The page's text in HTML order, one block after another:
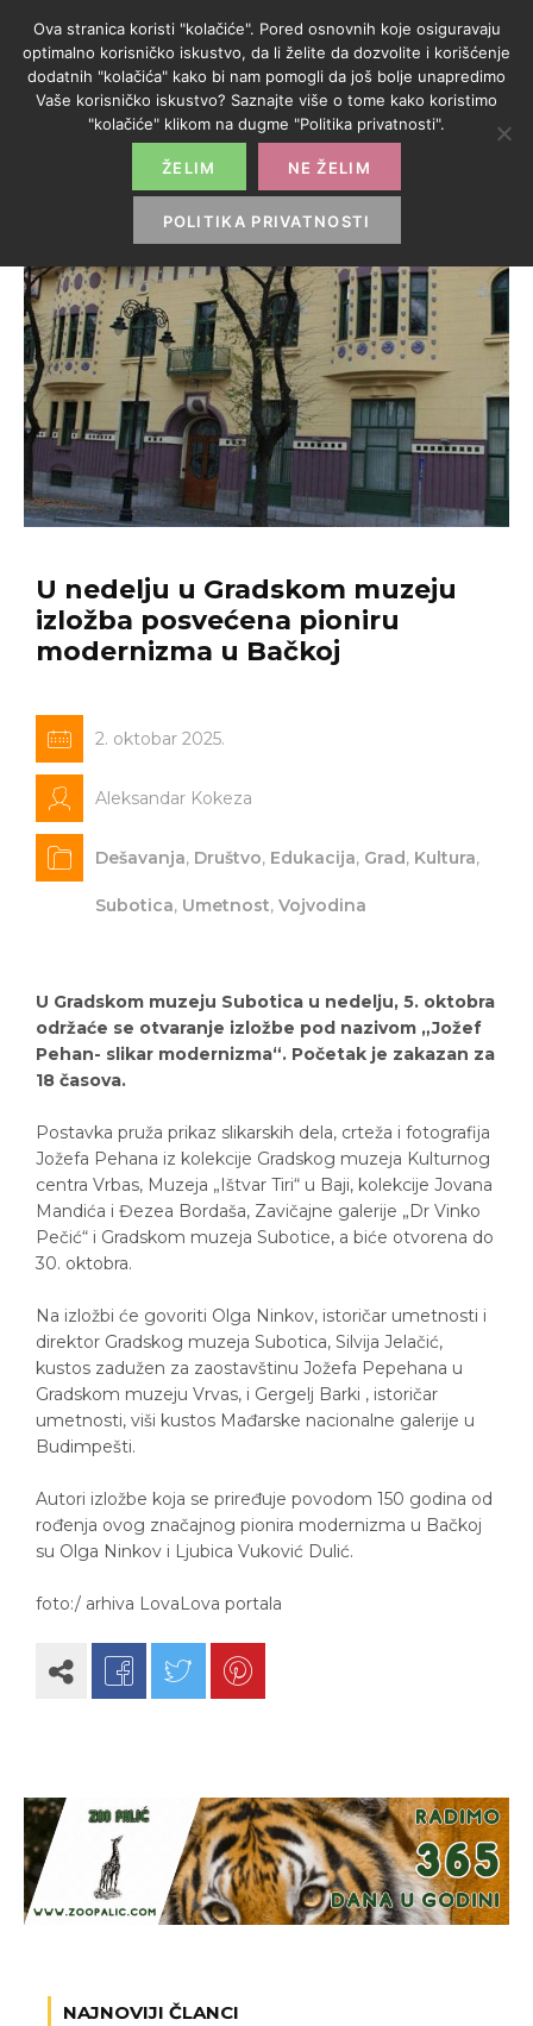
U nedelju u Gradskom muzeju
izložba posvećena pioniru
modernizma u Bačkoj
2. oktobar 2025.
Aleksandar Kokeza
Dešavanja, Društvo, Edukacija, Grad , Kultura,
Subotica, Umetnost, Vojvodina
U Gradskom muzeju Subotica u nedelju, 5. oktobra
održaće se otvaranje izložbe pod nazivom „Jožef
Pehan- slikar modernizma“. Početak je zakazan za
18 časova.
Postavka pruža prikaz slikarskih dela, crteža i fotografija
Jožefa Pehana iz kolekcije Gradskog muzeja Kulturnog
centra Vrbas, Muzeja „Ištvar Tiri“ u Baji, kolekcije Jovana
Mandića i Đezea Bordaša, Zavičajne galerije „Dr Vinko
Pečić“ i Gradskom muzeja Subotice, a biće otvorena do
30. oktobra.
Na izložbi će govoriti Olga Ninkov, istoričar umetnosti i
direktor Gradskog muzeja Subotica, Silvija Jelačić,
kustos zadužen za zaostavštinu Jožefa Pepehana u
Gradskom muzeju Vrvas, i Gergelj Barki , istoričar
umetnosti, viši kustos Mađarske nacionalne galerije u
Budimpešti.
Autori izložbe koja se priređuje povodom 150 godina od
rođenja ovog značajnog pionira modernizma u Bačkoj
su Olga Ninkov i Ljubica Vuković Dulić.
foto:/ arhiva LovaLova portala
NAJNOVIJI ČLANCI
Ova stranica koristi "kolačiće". Pored osnovnih koje osiguravaju
optimalno korisničko iskustvo, da li želite da dozvolite i korišćenje
dodatnih "kolačića" kako bi nam pomogli da još bolje unapredimo
Vaše korisničko iskustvo? Saznajte više o tome kako koristimo
"kolačiće" klikom na dugme "Politika privatnosti".
ŽELIM NE ŽELIM
POLITIKA PRIVATNOSTI